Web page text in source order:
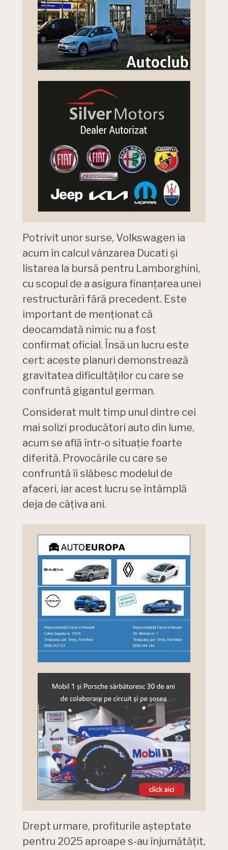
Potrivit unor surse, Volkswagen ia
acum în calcul vânzarea Ducati și
listarea la bursă pentru Lamborghini,
cu scopul de a asigura finanțarea unei
restructurări fără precedent. Este
important de menționat că
deocamdată nimic nu a fost
confirmat oficial. Însă un lucru este
cert: aceste planuri demonstrează
gravitatea dificultăților cu care se
confruntă gigantul german.
Considerat mult timp unul dintre cei
mai solizi producători auto din lume,
acum se află într-o situație foarte
diferită. Provocările cu care se
confruntă îi slăbesc modelul de
afaceri, iar acest lucru se întâmplă
deja de câțiva ani.
Drept urmare, profiturile așteptate
pentru 2025 aproape s-au înjumătățit,